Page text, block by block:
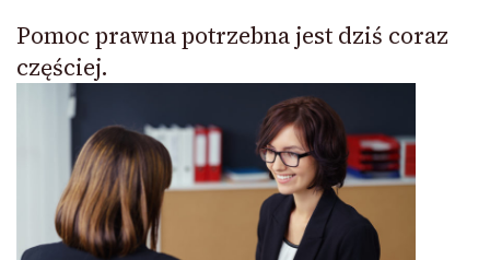
Pomoc prawna potrzebna jest dziś coraz
częściej.